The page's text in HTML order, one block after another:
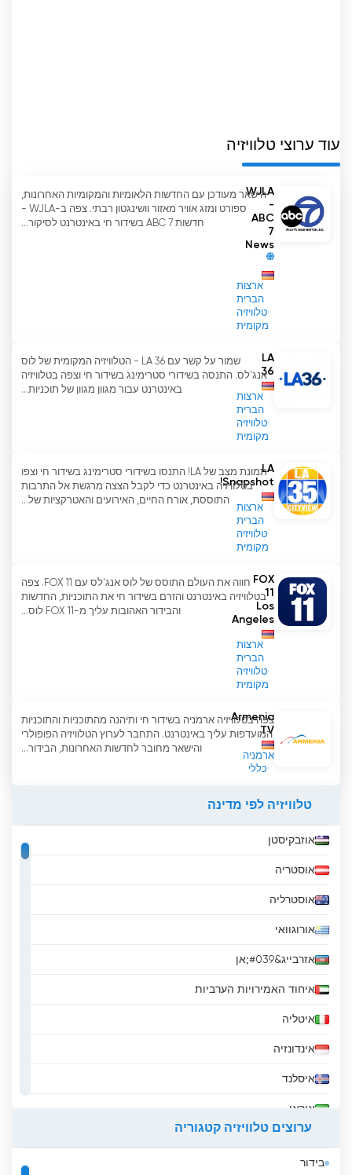
עוד ערוצי טלוויזיה
WJLA
-
ABC
7
News
ארצות
הברית
טלוויזיה
מקומית
הישאר מעודכן עם החדשות הלאומיות והמקומיות האחרונות,
ספורט ומזג אוויר מאזור וושינגטון רבתי. צפה ב-WJLA -
חדשות ABC 7 בשידור חי באינטרנט לסיקור...
LA
36
ארצות
הברית
טלוויזיה
מקומית
שמור על קשר עם LA 36 - הטלוויזיה המקומית של לוס
אנג'לס. התנסה בשידורי סטרימינג בשידור חי וצפה בטלוויזיה
באינטרנט עבור מגוון מגוון של תוכניות...
LA
Snapshot!
ארצות
הברית
טלוויזיה
מקומית
תמונת מצב של LA! התנסו בשידורי סטרימינג בשידור חי וצפו
בטלוויזיה באינטרנט כדי לקבל הצצה מרגשת אל התרבות
התוססת, אורח החיים, האירועים והאטרקציות של...
FOX
11
Los
Angeles
ארצות
הברית
טלוויזיה
מקומית
חווה את העולם התוסס של לוס אנג'לס עם FOX 11. צפה
בטלוויזיה באינטרנט והזרם בשידור חי את התוכניות, החדשות
והבידור האהובות עליך מ-FOX 11 לוס...
Armenia
TV
ארמניה
כללי
צפה בטלוויזיה ארמניה בשידור חי ותיהנה מהתוכניות והתוכניות
המועדפות עליך באינטרנט. התחבר לערוץ הטלוויזיה הפופולרי
והישאר מחובר לחדשות האחרונות, הבידור...
טלוויזיה לפי מדינה
אוזבקיסטן
אוסטריה
אוסטרליה
אורוגוואי
אזרבייג&#039;אן
איחוד האמירויות הערביות
איטליה
אינדונזיה
איסלנד
איראן
אל סלבדור
ערוצים טלוויזיה קטגוריה
בידור